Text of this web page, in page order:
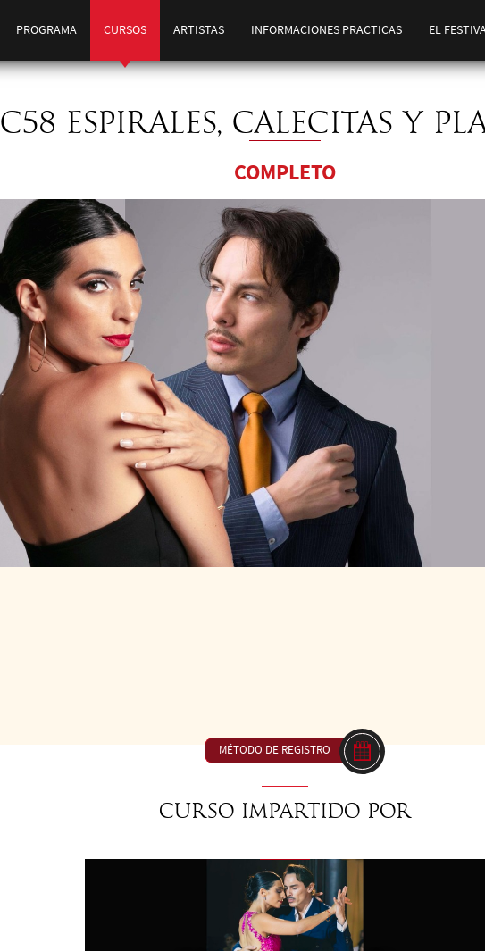
PROGRAMA CURSOS ARTISTAS INFORMACIONES PRACTICAS EL
C58 ESPIRALES, CALECITAS Y
COMPLETO
MÉTODO DE REGISTRO
Curso impartido por